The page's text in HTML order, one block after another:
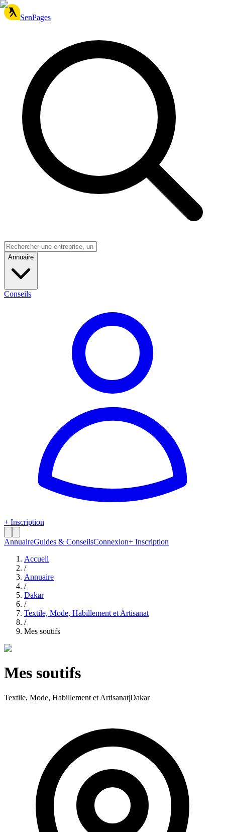
SenPages
Annuaire
Conseils
+ Inscription
AnnuaireGuides & ConseilsConnexion+ Inscription
Accueil
/
Annuaire
/
Dakar
/
Textile, Mode, Habillement et Artisanat
/
Mes soutifs
Mes soutifs
Textile, Mode, Habillement et Artisanat|Dakar